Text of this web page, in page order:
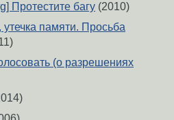
Протестите багу (2010)
утечка памяти. Просьба
(о разрешениях